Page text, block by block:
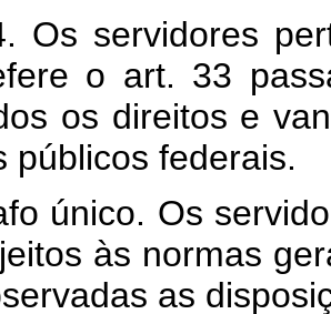
Os servidores
o art. 33
os direitos e
públicos federais.
único. Os
às normas
as